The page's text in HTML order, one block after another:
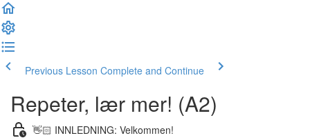
Previous Lesson Complete and Continue
Repeter, lær mer! (A2)
👋🏻 INNLEDNING: Velkommen!